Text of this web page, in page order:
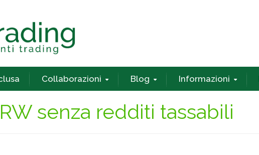
Collaborazioni Blog Informazioni
senza redditi tassabili